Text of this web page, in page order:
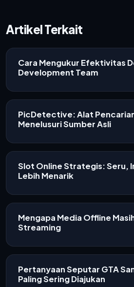
Artikel Terkait
Cara Mengukur Efektivitas
Development Team
PicDetective: Alat
Menelusuri Sumber Asli
Slot Online Strategis: Seru,
Lebih Menarik
Mengapa Media Offline
Streaming
Pertanyaan Seputar GTA
Paling Sering Diajukan